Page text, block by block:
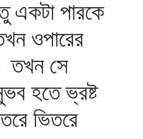
একটা পারকে
ওপারের
তখন সে
হতে ভ্রষ্ট
ভিতরে